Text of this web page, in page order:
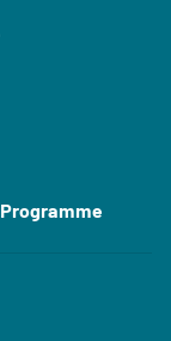
la fiche
Programme